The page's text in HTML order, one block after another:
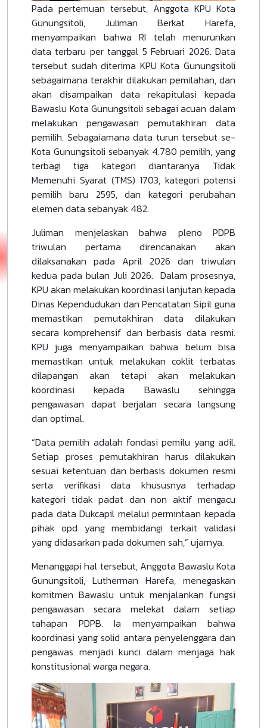
Pada pertemuan tersebut, Anggota KPU Kota
Gunungsitoli, Juliman Berkat Harefa,
menyampaikan bahwa RI telah menurunkan
data terbaru per tanggal 5 Februari 2026. Data
tersebut sudah diterima KPU Kota Gunungsitoli
sebagaimana terakhir dilakukan pemilahan, dan
akan disampaikan data rekapitulasi kepada
Bawaslu Kota Gunungsitoli sebagai acuan dalam
melakukan pengawasan pemutakhiran data
pemilih. Sebagaiamana data turun tersebut se-
Kota Gunungsitoli sebanyak 4.780 pemilih, yang
terbagi tiga kategori diantaranya Tidak
Memenuhi Syarat (TMS) 1703, kategori potensi
pemilih baru 2595, dan kategori perubahan
elemen data sebanyak 482.
Juliman menjelaskan bahwa pleno PDPB
triwulan pertama direncanakan akan
dilaksanakan pada April 2026 dan triwulan
kedua pada bulan Juli 2026. Dalam prosesnya,
KPU akan melakukan koordinasi lanjutan kepada
Dinas Kependudukan dan Pencatatan Sipil guna
memastikan pemutakhiran data dilakukan
secara komprehensif dan berbasis data resmi.
KPU juga menyampaikan bahwa belum bisa
memastikan untuk melakukan coklit terbatas
dilapangan akan tetapi akan melakukan
koordinasi kepada Bawaslu sehingga
pengawasan dapat berjalan secara langsung
dan optimal.
“Data pemilih adalah fondasi pemilu yang adil.
Setiap proses pemutakhiran harus dilakukan
sesuai ketentuan dan berbasis dokumen resmi
serta verifikasi data khususnya terhadap
kategori tidak padat dan non aktif mengacu
pada data Dukcapil melalui permintaan kepada
pihak opd yang membidangi terkait validasi
yang didasarkan pada dokumen sah,” ujarnya.
Menanggapi hal tersebut, Anggota Bawaslu Kota
Gunungsitoli, Lutherman Harefa, menegaskan
komitmen Bawaslu untuk menjalankan fungsi
pengawasan secara melekat dalam setiap
tahapan PDPB. Ia menyampaikan bahwa
koordinasi yang solid antara penyelenggara dan
pengawas menjadi kunci dalam menjaga hak
konstitusional warga negara.